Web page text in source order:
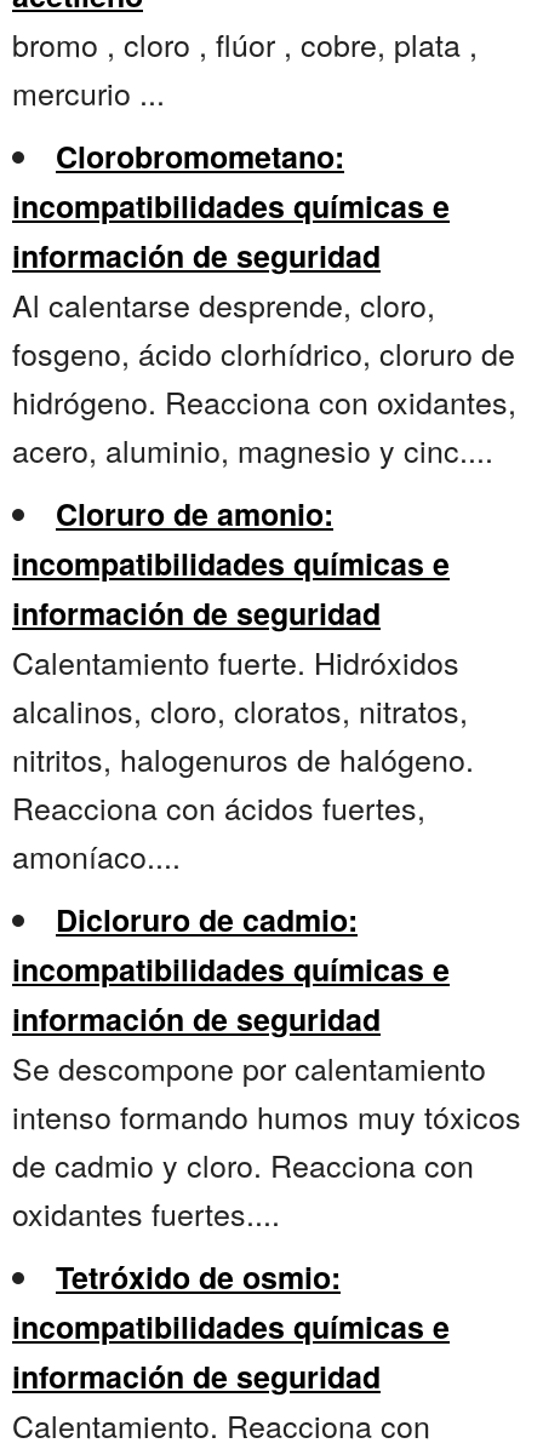
bromo , cloro , flúor , cobre, plata ,
mercurio ...
Clorobromometano:
incompatibilidades químicas e
información de seguridad
Al calentarse desprende, cloro,
fosgeno, ácido clorhídrico, cloruro de
hidrógeno. Reacciona con oxidantes,
acero, aluminio, magnesio y cinc....
Cloruro de amonio:
incompatibilidades químicas e
información de seguridad
Calentamiento fuerte. Hidróxidos
alcalinos, cloro, cloratos, nitratos,
nitritos, halogenuros de halógeno.
Reacciona con ácidos fuertes,
amoníaco....
Dicloruro de cadmio:
incompatibilidades químicas e
información de seguridad
Se descompone por calentamiento
intenso formando humos muy tóxicos
de cadmio y cloro. Reacciona con
oxidantes fuertes....
Tetróxido de osmio:
incompatibilidades químicas e
información de seguridad
Calentamiento. Reacciona con